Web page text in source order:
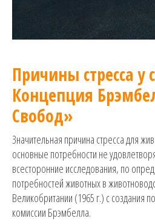
Причины стресса у
Концепция
Свобод»
Значительная причина стресса для
основные потребности не
всесторонние исследования, по
потребностей животных в
Великобритании (1965 г.) с создания
комиссии Брэмбелла.